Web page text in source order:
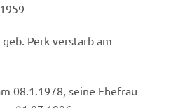
Perk verstarb am
08.1.1978, seine Ehefrau